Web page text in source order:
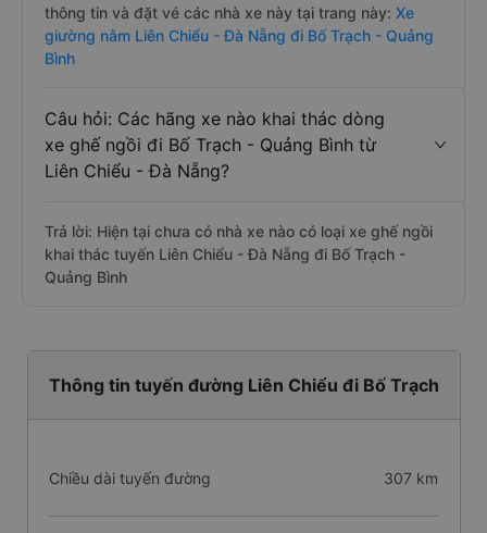
thông tin và đặt vé các nhà xe này tại trang này: Xe
giường nằm Liên Chiểu - Đà Nẵng đi Bố Trạch - Quảng
Bình
Câu hỏi: Các hãng xe nào khai thác dòng
xe ghế ngồi đi Bố Trạch - Quảng Bình từ
Liên Chiểu - Đà Nẵng?
Trả lời: Hiện tại chưa có nhà xe nào có loại xe ghế ngồi
khai thác tuyến Liên Chiểu - Đà Nẵng đi Bố Trạch -
Quảng Bình
Thông tin tuyến đường Liên Chiểu đi Bố Trạch
Chiều dài tuyến đường 307 km